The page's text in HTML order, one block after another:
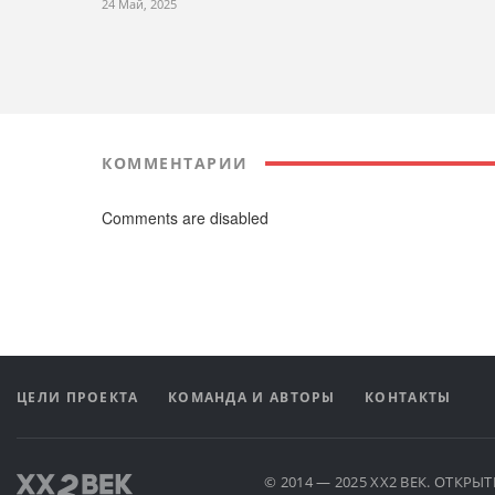
24 Май, 2025
КОММЕНТАРИИ
Comments are disabled
ЦЕЛИ ПРОЕКТА КОМАНДА И АВТОРЫ КОНТАКТЫ
© 2014 — 2025 XX2 ВЕК.